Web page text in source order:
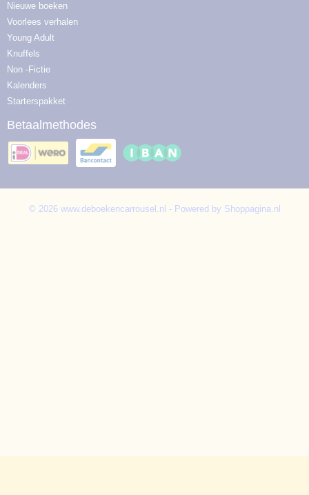
Nieuwe boeken
Voorlees verhalen
Young Adult
Knuffels
Non -Fictie
Kalenders
Starterspakket
Betaalmethodes
© 2026 www.deboekencarrousel.nl - Powered by Shoppagina.nl